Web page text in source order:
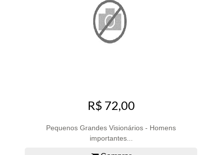
R$ 72,00
Pequenos Grandes Visionários - Homens
importantes...